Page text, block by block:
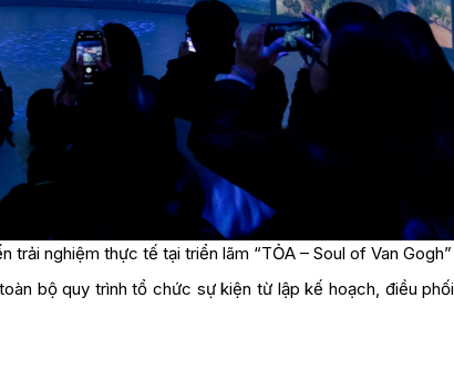
trải nghiệm thực tế tại triển lãm “TỎA – Soul of Van Gogh”
bộ quy trình tổ chức sự kiện từ lập kế hoạch, điều phối